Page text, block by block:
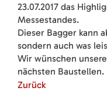
23.07.2017 das
Messestandes.
Dieser Bagger kann
sondern auch was
Wir wünschen
nächsten Baustellen.
Zurück